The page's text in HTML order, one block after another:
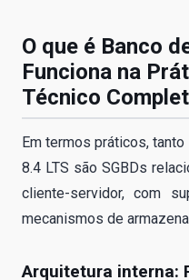
O que é Banco
Funciona na
Técnico
Em termos práticos,
8.4 LTS são SGBDs
cliente-servidor, com
mecanismos de
Arquitetura interna: